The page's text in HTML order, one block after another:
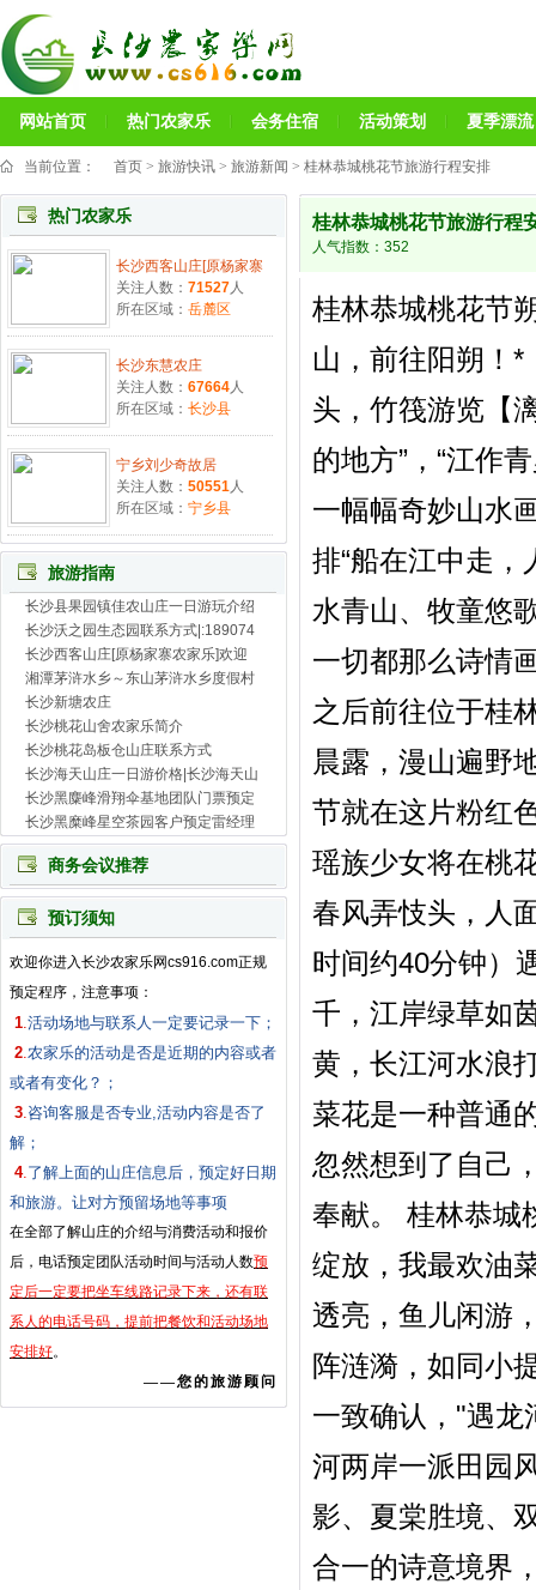
网站首页 热门农家乐 会务住宿 活动策划 夏季漂流
当前位置： 首页 > 旅游快讯 > 旅游新闻 > 桂林恭城桃花节旅游行程安排
热门农家乐
长沙西客山庄[原杨家寨
关注人数： 71527人
所在区域： 岳麓区
长沙东慧农庄
关注人数： 67664人
所在区域： 长沙县
宁乡刘少奇故居
关注人数： 50551人
所在区域： 宁乡县
旅游指南
长沙县果园镇佳农山庄一日游玩介绍
长沙沃之园生态园联系方式|:189074
长沙西客山庄[原杨家寨农家乐]欢迎
湘潭茅浒水乡～东山茅浒水乡度假村
长沙新塘农庄
长沙桃花山舍农家乐简介
长沙桃花岛板仓山庄联系方式
长沙海天山庄一日游价格|长沙海天山
长沙黑麋峰滑翔伞基地团队门票预定
长沙黑糜峰星空茶园客户预定雷经理
商务会议推荐
预订须知
欢迎你进入长沙农家乐网cs916.com正规
预定程序，注意事项：
1.活动场地与联系人一定要记录一下；
2.农家乐的活动是否是近期的内容或者
或者有变化？；
3.咨询客服是否专业,活动内容是否了
解；
4.了解上面的山庄信息后，预定好日期
和旅游。让对方预留场地等事项
在全部了解山庄的介绍与消费活动和报价
后，电话预定团队活动时间与活动人数预
定后一定要把坐车线路记录下来，还有联
系人的电话号码，提前把餐饮和活动场地
安排好。
——您的旅游顾问
桂林恭城桃花节旅游行程
人气指数： 352
桂林恭城桃花节
山，前往阳朔！
头，竹筏游览【
的地方”，“江作
一幅幅奇妙山水
排“船在江中走
水青山、牧童悠
一切都那么诗情
之后前往位于桂
晨露，漫山遍野
节就在这片粉红
瑶族少女将在桃
春风弄忮头，人
时间约40分钟）
千，江岸绿草如
黄，长江河水浪
菜花是一种普通
忽然想到了自己
奉献。 桂林恭城
绽放，我最欢油
透亮，鱼儿闲游
阵涟漪，如同小
一致确认，"遇龙
河两岸一派田园
影、夏棠胜境、
合一的诗意境界